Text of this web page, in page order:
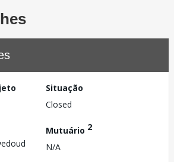
Situação
Closed
Mutuário 2
N/A